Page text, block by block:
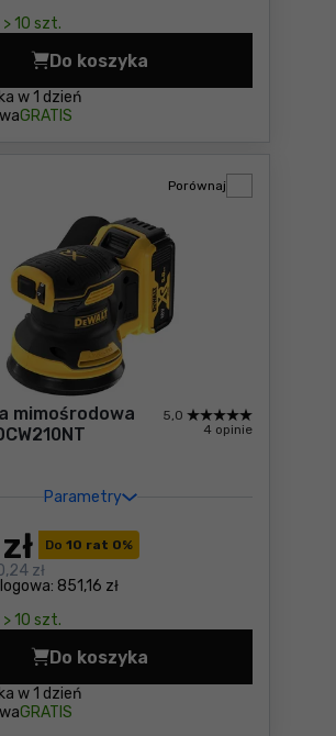
> 10 szt.
w 1 dzień
GRATIS
Do koszyka
Wiertarko-wkrętarka
mimośrodowa
Parametry
5,0
4 opinie
Do 10 rat 0%
851,16 zł
zł
zł
> 10 szt.
Porównaj
w 1 dzień
GRATIS
Do koszyka
Szlifierka mimośrodowa